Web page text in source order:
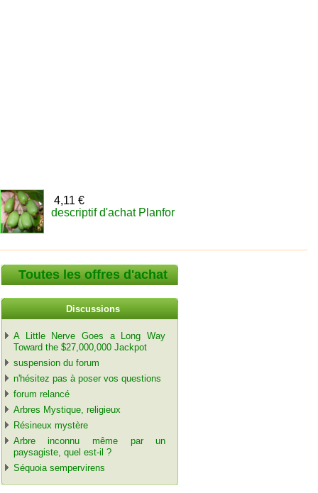
4,11 €
descriptif d'achat Planfor
Toutes les offres d'achat
Discussions
A Little Nerve Goes a Long Way
Toward the $27,000,000 Jackpot
suspension du forum
n'hésitez pas à poser vos questions
forum relancé
Arbres Mystique, religieux
Résineux mystère
Arbre inconnu même par un
paysagiste, quel est-il ?
Séquoia sempervirens